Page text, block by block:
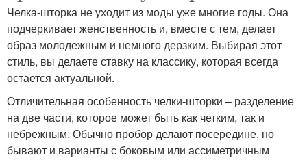
Челка-шторка не уходит из моды уже многие годы. Она
подчеркивает женственность и, вместе с тем, делает
образ молодежным и немного дерзким. Выбирая этот
стиль, вы делаете ставку на классику, которая всегда
остается актуальной.
Отличительная особенность челки-шторки – разделение
на две части, которое может быть как четким, так и
небрежным. Обычно пробор делают посередине, но
бывают и варианты с боковым или ассиметричным